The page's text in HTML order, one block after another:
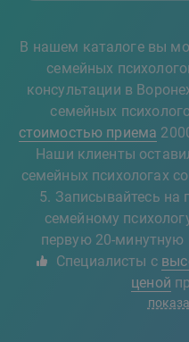
В нашем каталоге вы
семейных
консультации в
семейных
стоимостью приема
Наши клиенты
семейных психологах
5. Записывайтесь
семейному
первую 20-минутную
Специалисты с
ценой